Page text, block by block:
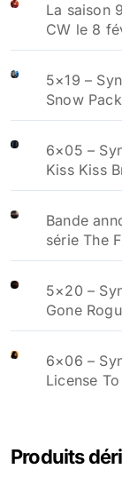
La saison
CW le 8
5×19 –
Snow Pack
6×05 –
Kiss Kiss
Bande
série The
5×20 –
Gone
6×06 –
License
Produits